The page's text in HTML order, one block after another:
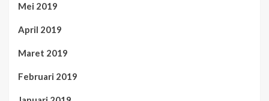
Mei 2019
April 2019
Maret 2019
Februari 2019